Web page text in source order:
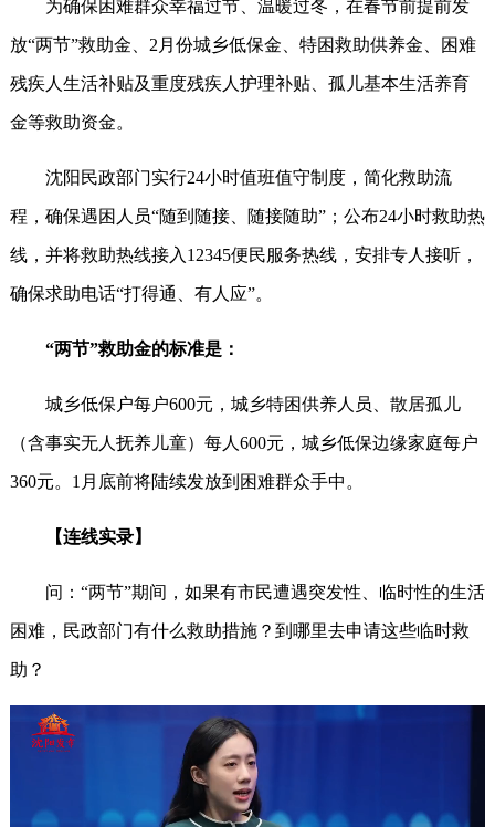
为确保困难群众幸福过节、温暖过冬，在春节前提前发
放“两节”救助金、2月份城乡低保金、特困救助供养金、困难
残疾人生活补贴及重度残疾人护理补贴、孤儿基本生活养育
金等救助资金。
沈阳民政部门实行24小时值班值守制度，简化救助流
程，确保遇困人员“随到随接、随接随助”；公布24小时救助热
线，并将救助热线接入12345便民服务热线，安排专人接听，
确保求助电话“打得通、有人应”。
“两节”救助金的标准是：
城乡低保户每户600元，城乡特困供养人员、散居孤儿
（含事实无人抚养儿童）每人600元，城乡低保边缘家庭每户
360元。1月底前将陆续发放到困难群众手中。
【连线实录】
问：“两节”期间，如果有市民遭遇突发性、临时性的生活
困难，民政部门有什么救助措施？到哪里去申请这些临时救
助？